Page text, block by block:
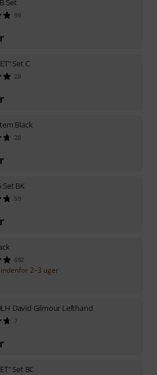
99
Set C
28
Black
28
Set BK
59
692
2–3 uger
David Gilmour Lefthand
7
Set BC